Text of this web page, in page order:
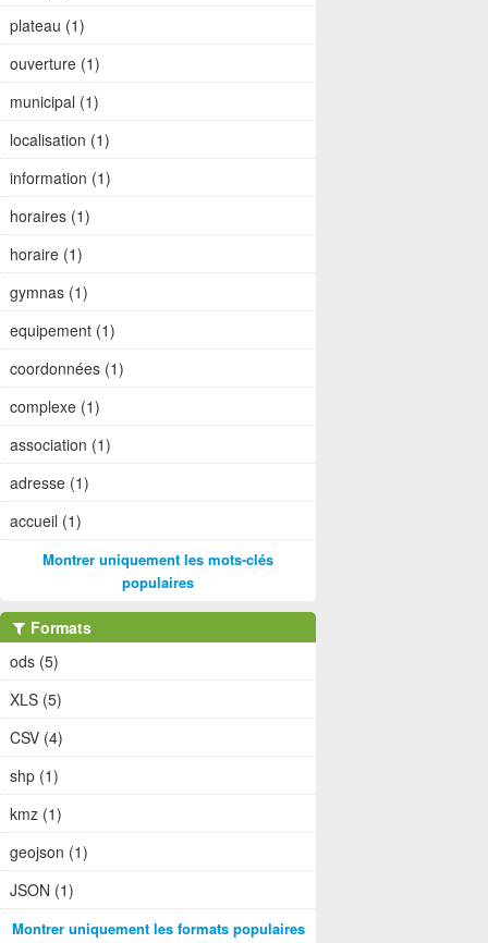
plateau (1)
ouverture (1)
municipal (1)
localisation (1)
information (1)
horaires (1)
horaire (1)
gymnas (1)
equipement (1)
coordonnées (1)
complexe (1)
association (1)
adresse (1)
accueil (1)
Montrer uniquement les mots-clés
populaires
Formats
ods (5)
XLS (5)
CSV (4)
shp (1)
kmz (1)
geojson (1)
JSON (1)
Montrer uniquement les formats populaires